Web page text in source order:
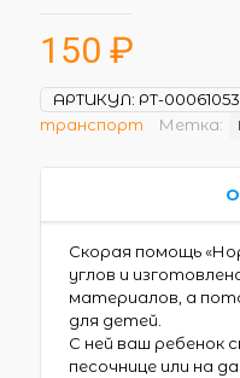
150 ₽
АРТИКУЛ: РТ-00061053
транспорт
Метка:
Скорая помощь
углов и
материалов, а
для детей.
С ней ваш ребенок
песочнице или на